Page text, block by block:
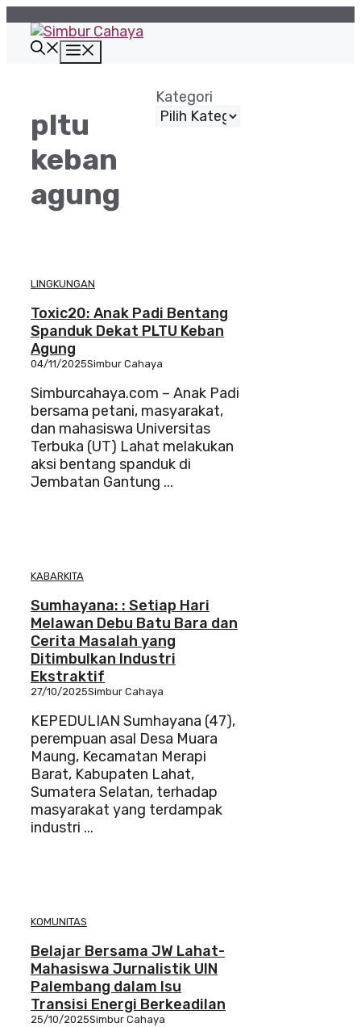
pltu
keban
agung
Kategori
LINGKUNGAN
Toxic20: Anak Padi Bentang
Spanduk Dekat PLTU Keban
Agung
04/11/2025Simbur Cahaya
Simburcahaya.com – Anak Padi
bersama petani, masyarakat,
dan mahasiswa Universitas
Terbuka (UT) Lahat melakukan
aksi bentang spanduk di
Jembatan Gantung ...
KABARKITA
Sumhayana: : Setiap Hari
Melawan Debu Batu Bara dan
Cerita Masalah yang
Ditimbulkan Industri
Ekstraktif
27/10/2025Simbur Cahaya
KEPEDULIAN Sumhayana (47),
perempuan asal Desa Muara
Maung, Kecamatan Merapi
Barat, Kabupaten Lahat,
Sumatera Selatan, terhadap
masyarakat yang terdampak
industri ...
KOMUNITAS
Belajar Bersama JW Lahat-
Mahasiswa Jurnalistik UIN
Palembang dalam Isu
Transisi Energi Berkeadilan
25/10/2025Simbur Cahaya